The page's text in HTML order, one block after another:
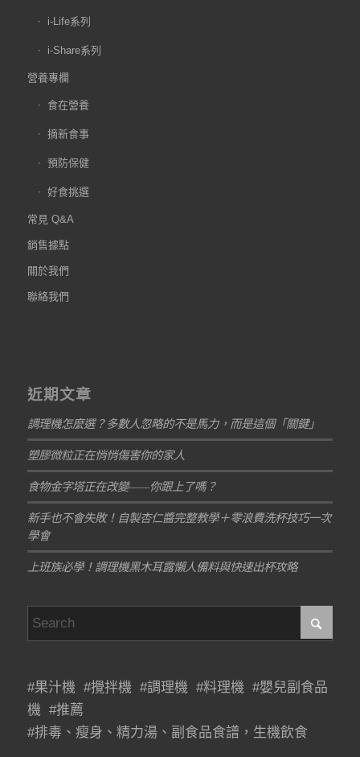
i-Life系列
i-Share系列
營養專欄
食在營養
摘新食事
預防保健
好食挑選
常見 Q&A
銷售據點
關於我們
聯絡我們
近期文章
調理機怎麼選？多數人忽略的不是馬力，而是這個「關鍵」
塑膠微粒正在悄悄傷害你的家人
食物金字塔正在改變——你跟上了嗎？
新手也不會失敗！自製杏仁醬完整教學＋零浪費洗杯技巧一次
學會
上班族必學！調理機黑木耳露懶人備料與快速出杯攻略
#果汁機 #攪拌機 #調理機 #料理機 #嬰兒副食品
機 #推薦
#排毒、瘦身、精力湯、副食品食譜，生機飲食